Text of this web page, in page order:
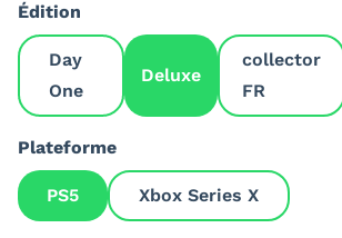
Édition
Day
One
Deluxe
collector
FR
Plateforme
PS5 Xbox Series X